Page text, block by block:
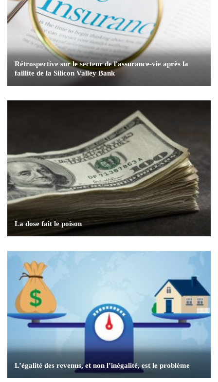
Rétrospective sur le secteur de l'assurance-vie après la
faillite de la Silicon Valley Bank
La dose fait le poison
L’égalité des revenus, et non l’inégalité, est le problème